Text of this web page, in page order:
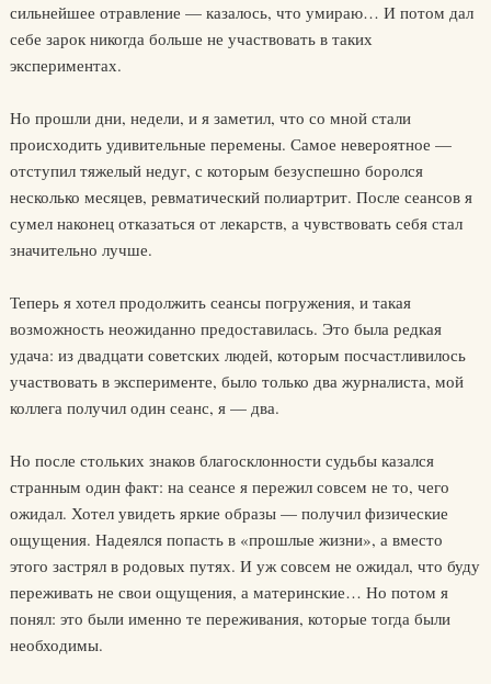
сильнейшее отравление — казалось, что умираю… И потом дал
себе зарок никогда больше не участвовать в таких
экспериментах.
Но прошли дни, недели, и я заметил, что со мной стали
происходить удивительные перемены. Самое невероятное —
отступил тяжелый недуг, с которым безуспешно боролся
несколько месяцев, ревматический полиартрит. После сеансов я
сумел наконец отказаться от лекарств, а чувствовать себя стал
значительно лучше.
Теперь я хотел продолжить сеансы погружения, и такая
возможность неожиданно предоставилась. Это была редкая
удача: из двадцати советских людей, которым посчастливилось
участвовать в эксперименте, было только два журналиста, мой
коллега получил один сеанс, я — два.
Но после стольких знаков благосклонности судьбы казался
странным один факт: на сеансе я пережил совсем не то, чего
ожидал. Хотел увидеть яркие образы — получил физические
ощущения. Надеялся попасть в «прошлые жизни», а вместо
этого застрял в родовых путях. И уж совсем не ожидал, что буду
переживать не свои ощущения, а материнские… Но потом я
понял: это были именно те переживания, которые тогда были
необходимы.